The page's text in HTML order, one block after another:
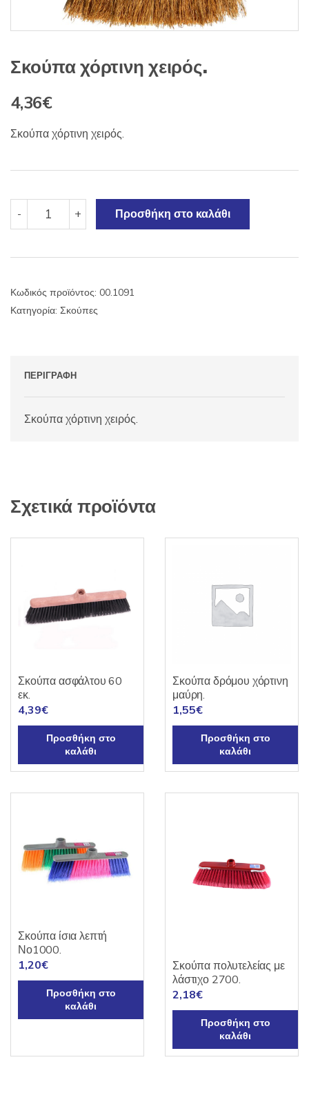
Σκούπα χόρτινη χειρός.
4,36€
Σκούπα χόρτινη χειρός.
-
Σκούπα
χόρτινη
+ Προσθήκη στο καλάθι
Κωδικός προϊόντος: 00.1091
Κατηγορία: Σκούπες
ΠΕΡΙΓΡΑΦΉ
Σκούπα χόρτινη χειρός.
Σχετικά προϊόντα
Σκούπα ασφάλτου 60
εκ.
4,39€
Προσθήκη στο
καλάθι
Σκούπα δρόμου χόρτινη
μαύρη.
1,55€
Προσθήκη στο
καλάθι
Σκούπα ίσια λεπτή
Νο1000.
1,20€
Προσθήκη στο
καλάθι
Σκούπα πολυτελείας με
λάστιχο 2700.
2,18€
Προσθήκη στο
καλάθι